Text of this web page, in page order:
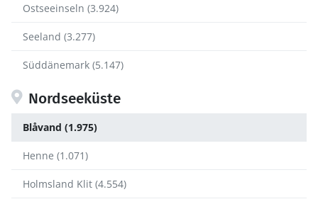
Ostseeinseln (3.924)
Seeland (3.277)
Süddänemark (5.147)
Nordseeküste
Blåvand (1.975)
Henne (1.071)
Holmsland Klit (4.554)